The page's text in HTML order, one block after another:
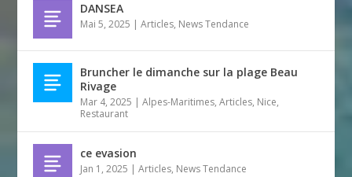
DANSEA
Mai 5, 2025 |Articles, News Tendance
Bruncher le dimanche sur la plage Beau
Rivage
Mar 4, 2025 |Alpes-Maritimes,Articles, Nice,
Restaurant
ce evasion
Jan 1, 2025 |Articles, News Tendance